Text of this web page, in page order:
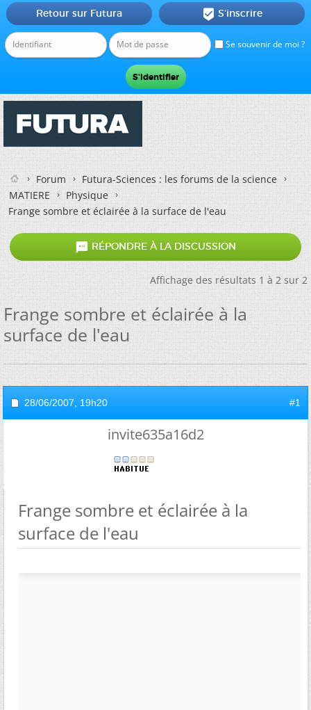
Se souvenir de moi ?
Retour sur Futura  S'inscrire
Forum
Futura-Sciences : les forums de la science
MATIERE
Physique
Frange sombre et éclairée à la surface de l'eau
 RÉPONDRE À LA DISCUSSION
Affichage des résultats 1 à 2 sur 2
Frange sombre et éclairée à la
surface de l'eau
28/06/2007, 19h20 #1
invite635a16d2
Frange sombre et éclairée à la
surface de l'eau